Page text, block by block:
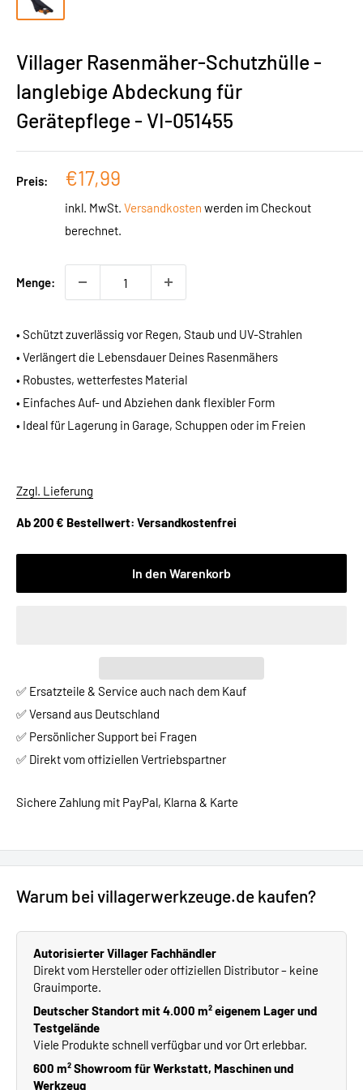
Villager Rasenmäher-Schutzhülle -
langlebige Abdeckung für
Gerätepflege - VI-051455
Preis: Sonderpreis
€17,99
inkl. MwSt. Versandkosten werden im Checkout
berechnet.
Menge:
• Schützt zuverlässig vor Regen, Staub und UV-Strahlen
• Verlängert die Lebensdauer Deines Rasenmähers
• Robustes, wetterfestes Material
• Einfaches Auf- und Abziehen dank flexibler Form
• Ideal für Lagerung in Garage, Schuppen oder im Freien
Zzgl. Lieferung
Ab 200 € Bestellwert: Versandkostenfrei
In den Warenkorb
✅ Ersatzteile & Service auch nach dem Kauf
✅ Versand aus Deutschland
✅ Persönlicher Support bei Fragen
✅ Direkt vom offiziellen Vertriebspartner
Sichere Zahlung mit PayPal, Klarna & Karte
Warum bei villagerwerkzeuge.de kaufen?
Autorisierter Villager Fachhändler
Direkt vom Hersteller oder offiziellen Distributor – keine
Grauimporte.
Deutscher Standort mit 4.000 m² eigenem Lager und
Testgelände
Viele Produkte schnell verfügbar und vor Ort erlebbar.
600 m² Showroom für Werkstatt, Maschinen und
Werkzeug